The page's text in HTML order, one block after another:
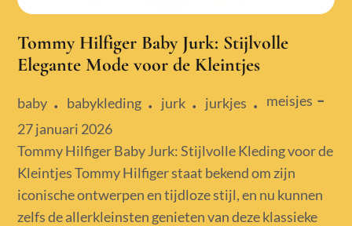
Tommy Hilfiger Baby Jurk: Stijlvolle
Elegante Mode voor de Kleintjes
baby babykleding jurk jurkjes
meisjes
Posted
on
27 januari 2026
Tommy Hilfiger Baby Jurk: Stijlvolle Kleding voor de
Kleintjes Tommy Hilfiger staat bekend om zijn
iconische ontwerpen en tijdloze stijl, en nu kunnen
zelfs de allerkleinsten genieten van deze klassieke